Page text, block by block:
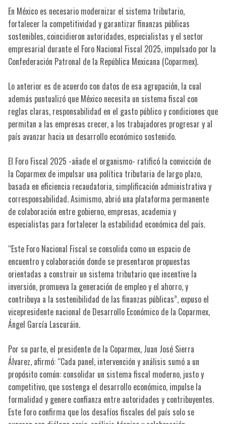
En México es necesario modernizar el sistema tributario,
fortalecer la competitividad y garantizar finanzas públicas
sostenibles, coincidieron autoridades, especialistas y el sector
empresarial durante el Foro Nacional Fiscal 2025, impulsado por la
Confederación Patronal de la República Mexicana (Coparmex).
Lo anterior es de acuerdo con datos de esa agrupación, la cual
además puntualizó que México necesita un sistema fiscal con
reglas claras, responsabilidad en el gasto público y condiciones que
permitan a las empresas crecer, a los trabajadores progresar y al
país avanzar hacia un desarrollo económico sostenido.
El Foro Fiscal 2025 -añade el organismo- ratificó la convicción de
la Coparmex de impulsar una política tributaria de largo plazo,
basada en eficiencia recaudatoria, simplificación administrativa y
corresponsabilidad. Asimismo, abrió una plataforma permanente
de colaboración entre gobierno, empresas, academia y
especialistas para fortalecer la estabilidad económica del país.
“Este Foro Nacional Fiscal se consolida como un espacio de
encuentro y colaboración donde se presentaron propuestas
orientadas a construir un sistema tributario que incentive la
inversión, promueva la generación de empleo y el ahorro, y
contribuya a la sostenibilidad de las finanzas públicas”, expuso el
vicepresidente nacional de Desarrollo Económico de la Coparmex,
Ángel García Lascuráin.
Por su parte, el presidente de la Coparmex, Juan José Sierra
Álvarez, afirmó: “Cada panel, intervención y análisis sumó a un
propósito común: consolidar un sistema fiscal moderno, justo y
competitivo, que sostenga el desarrollo económico, impulse la
formalidad y genere confianza entre autoridades y contribuyentes.
Este foro confirma que los desafíos fiscales del país solo se